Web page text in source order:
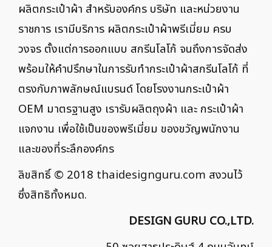
ผลิตกระเป๋าผ้า สำหรับองค์กร บริษัท และหน่วยงาน
ราชการ เรามีบริการ ผลิตกระเป๋าผ้าพรีเมี่ยม ครบ
วงจร ตั้งแต่การออกแบบ สกรีนโลโก้ จนถึงการจัดส่ง
พร้อมให้คำปรึกษาในการรับทำกระเป๋าผ้าสกรีนโลโก้ ที่
ตรงกับภาพลักษณ์แบรนด์ โดยโรงงานกระเป๋าผ้า
OEM มาตรฐานสูง เรารับผลิตถุงผ้า และ กระเป๋าผ้า
แจกงาน เพื่อใช้เป็นของพรีเมี่ยม ของขวัญพนักงาน
และของที่ระลึกองค์กร
ลิขสิทธิ์ © 2018 thaidesignguru.com สงวนไว้
ซึ่งสิทธิทั้งหมด.
DESIGN GURU CO.,LTD.